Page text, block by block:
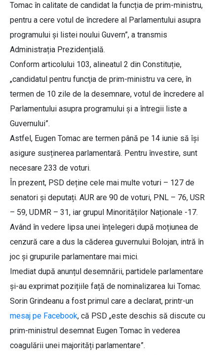
Tomac în calitate de candidat la funcția de prim-ministru,
pentru a cere votul de încredere al Parlamentului asupra
programului și listei noului Guvern”, a transmis
Administrația Prezidențială.
Conform articolului 103, alineatul 2 din Constituție,
„candidatul pentru funcţia de prim-ministru va cere, în
termen de 10 zile de la desemnare, votul de încredere al
Parlamentului asupra programului şi a întregii liste a
Guvernului”.
Astfel, Eugen Tomac are termen până pe 14 iunie să își
asigure susținerea parlamentară. Pentru învestire, sunt
necesare 233 de voturi.
În prezent, PSD deține cele mai multe voturi – 127 de
senatori și deputați. AUR are 90 de voturi, PNL – 76, USR
– 59, UDMR – 31, iar grupul Minorităților Naționale -17.
Având în vedere lipsa unei înțelegeri după moțiunea de
cenzură care a dus la căderea guvernului Bolojan, intră în
joc și grupurile parlamentare mai mici.
Imediat după anunțul desemnării, partidele parlamentare
și-au exprimat pozițiile față de nominalizarea lui Tomac.
Sorin Grindeanu a fost primul care a declarat, printr-un
mesaj pe Facebook, că PSD „este deschis să discute cu
prim-ministrul desemnat Eugen Tomac în vederea
coagulării unei majorități parlamentare”.